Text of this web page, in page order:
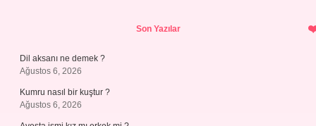
Son Yazılar
Dil aksanı ne demek ?
Ağustos 6, 2026
Kumru nasıl bir kuştur ?
Ağustos 6, 2026